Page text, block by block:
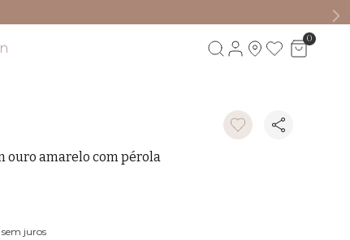
0
ouro amarelo com pérola
sem juros